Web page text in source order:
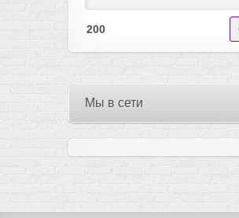
200
Мы в сети